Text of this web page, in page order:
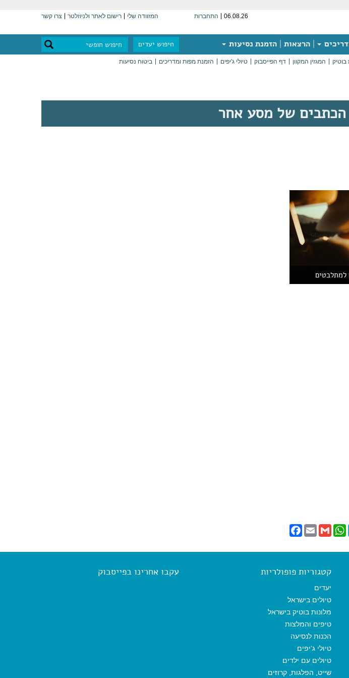
06.08.26 התחברות המזוודה שלי רישום לאתר ולניוזלטר צרו קשר
הרצאות הזמנת נסיעות חיפוש יעדים
בוטיק המגזין המקוון דף הפייסבוק טיולי ג'יפים הזמנת מפות ומדריכים ביטוח נסיעות
הכתבים של מסע אחר
למתלבטים
F
a
e
o
o
E
m
i
G
m
i
W
h
t
קטגוריות פופולריות
יעדים
טיולים בישראל
מלונות בוטיק בישראל
טיפים והמלצות
הכנות לנסיעה
טיולי ג'יפים
טיולים עם ילדים
שייט, הפלגות, קרוזים
עקבו אחרינו בפייסבוק